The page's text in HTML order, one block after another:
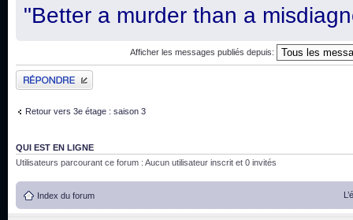
"Better a murder than a
Afficher les messages publiés depuis:
Publier une réponse
Retour vers 3e étage : saison 3
QUI EST EN LIGNE
Utilisateurs parcourant ce forum : Aucun utilisateur inscrit et 0 invités
Index du forum